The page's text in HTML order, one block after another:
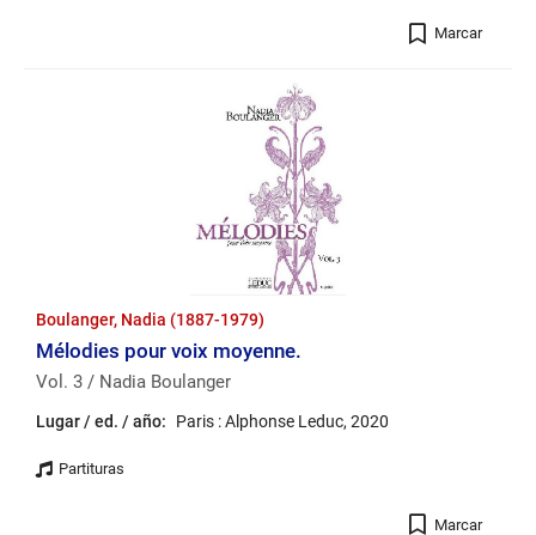
Marcar
Boulanger, Nadia (1887-1979)
Mélodies pour voix moyenne.
Vol. 3 / Nadia Boulanger
Lugar / ed. / año: Paris : Alphonse Leduc, 2020
Marcar